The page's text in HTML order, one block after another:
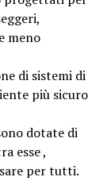
meno
di sistemi di
più sicuro
dotate di
esse ,
per tutti.